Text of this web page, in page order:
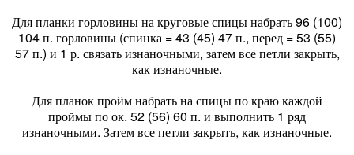
Для планки горловины на круговые спицы набрать 96 (100)
104 п. горловины (спинка = 43 (45) 47 п., перед = 53 (55)
57 п.) и 1 р. связать изнаночными, затем все петли закрыть,
как изнаночные.
Для планок пройм набрать на спицы по краю каждой
проймы по ок. 52 (56) 60 п. и выполнить 1 ряд
изнаночными. Затем все петли закрыть, как изнаночные.